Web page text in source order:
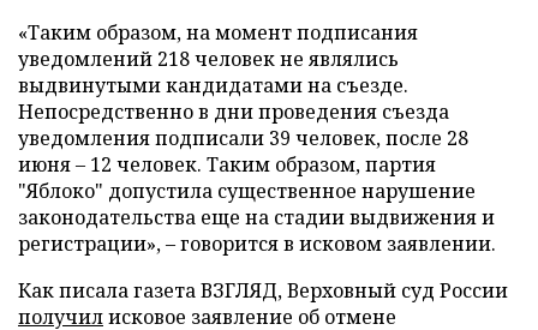
«Таким образом, на момент подписания
уведомлений 218 человек не являлись
выдвинутыми кандидатами на съезде.
Непосредственно в дни проведения съезда
уведомления подписали 39 человек, после 28
июня – 12 человек. Таким образом, партия
"Яблоко" допустила существенное нарушение
законодательства еще на стадии выдвижения и
регистрации», – говорится в исковом заявлении.
Как писала газета ВЗГЛЯД, Верховный суд России
получилисковое заявление об отмене